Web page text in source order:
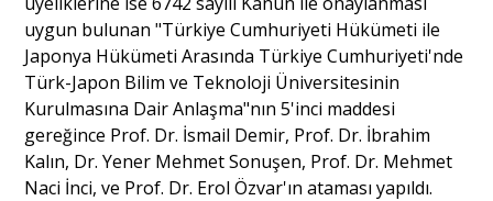
Ankara Analiz
Sağlık
uygun bulunan "Türkiye Cumhuriyeti Hükümeti ile
Japonya Hükümeti Arasında Türkiye Cumhuriyeti'nde
Türk-Japon Bilim ve Teknoloji Üniversitesinin
Kurulmasına Dair Anlaşma"nın 5'inci maddesi
gereğince Prof. Dr. İsmail Demir, Prof. Dr. İbrahim
Kalın, Dr. Yener Mehmet Sonuşen, Prof. Dr. Mehmet
Naci İnci, ve Prof. Dr. Erol Özvar'ın ataması yapıldı.